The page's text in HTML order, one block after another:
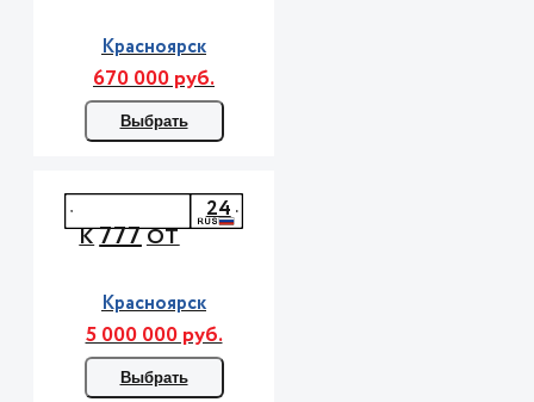
Красноярск
670 000 руб.
Выбрать
К777ОТ
24
Красноярск
5 000 000 руб.
Выбрать